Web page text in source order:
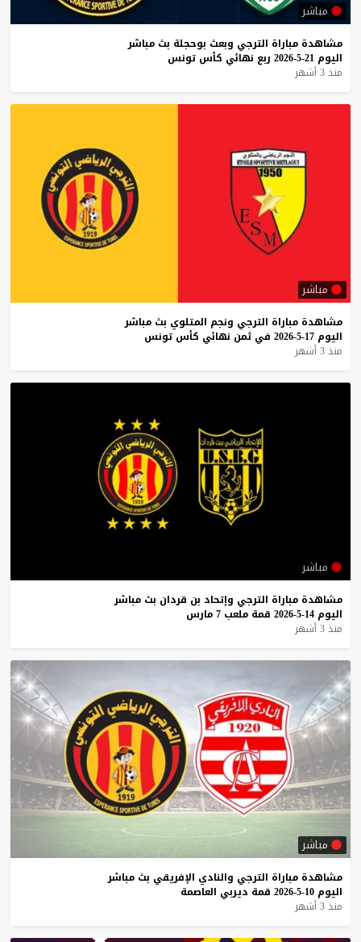
مباشر
مشاهدة مباراة الترجي وبعث بوحجلة بث مباشر
اليوم 21-5-2026 ربع نهائي كأس تونس
منذ 3 أشهر
مباشر
مشاهدة مباراة الترجي ونجم المتلوي بث مباشر
اليوم 17-5-2026 في ثمن نهائي كأستونس
منذ 3 أشهر
مباشر
مشاهدة مباراة الترجي وإتحاد بن قردان بث مباشر
اليوم 14-5-2026 قمة ملعب 7 مارس
منذ 3 أشهر
مباشر
مشاهدة مباراة الترجي والنادي الإفريقي بث مباشر
اليوم 10-5-2026 قمة ديربي العاصمة
منذ 3 أشهر